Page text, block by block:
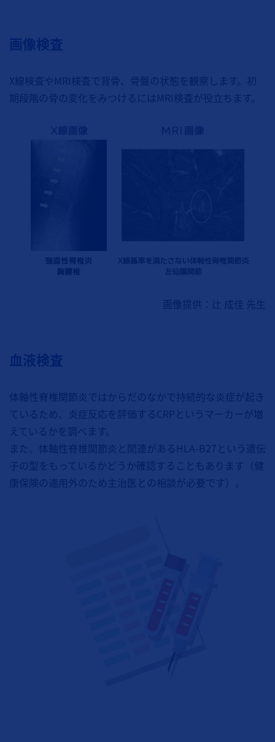
画像検査
X線検査やMRI検査で背骨、骨盤の状態を観察します。初
期段階の骨の変化をみつけるにはMRI検査が役立ちます。
画像提供：辻 成佳 先生
血液検査
体軸性脊椎関節炎ではからだのなかで持続的な炎症が起き
ているため、炎症反応を評価するCRPというマーカーが増
えているかを調べます。
また、体軸性脊椎関節炎と関連があるHLA-B27という遺伝
子の型をもっているかどうか確認することもあります（健
康保険の適用外のため主治医との相談が必要です）。